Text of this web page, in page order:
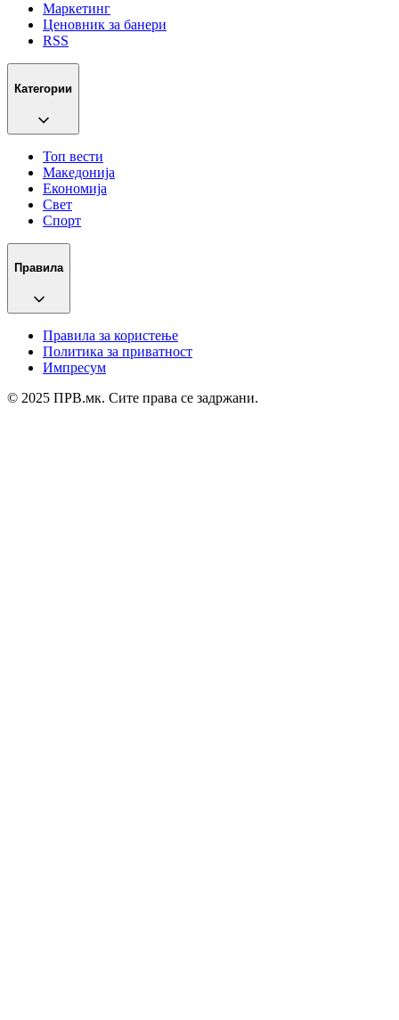
Маркетинг
Ценовник за банери
RSS
Категории
Топ вести
Македонија
Економија
Свет
Спорт
Правила
Правила за користење
Политика за приватност
Импресум
© 2025 ПРВ.мк. Сите права се задржани.